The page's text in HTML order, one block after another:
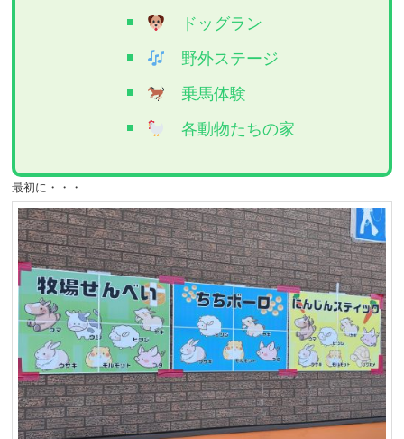
ドッグラン
野外ステージ
乗馬体験
各動物たちの家
最初に・・・